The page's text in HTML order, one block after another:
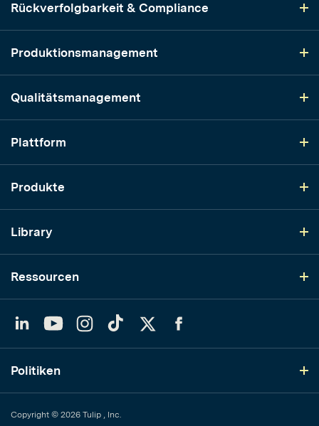
Rückverfolgbarkeit & Compliance
Produktionsmanagement
Qualitätsmanagement
Plattform
Produkte
Library
Ressourcen
YouTubeInstagram
TikTok
Politiken
Copyright © 2026 Tulip , Inc.